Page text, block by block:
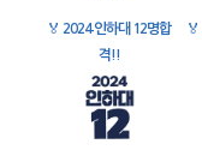
🏅 2024 인하대 12명합
격!!
🏅